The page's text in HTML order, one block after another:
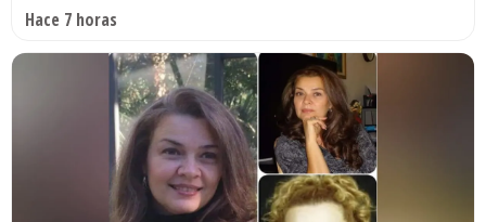
Hace 7 horas